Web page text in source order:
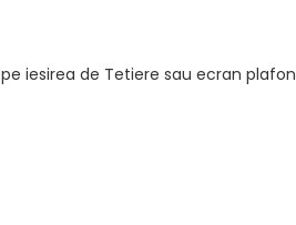
iesirea de Tetiere sau ecran plafon